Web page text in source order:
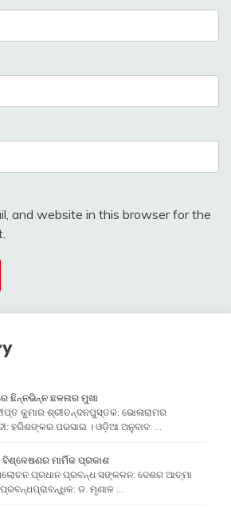
and website in this browser for the
ଛିନ୍ନଭିନ୍ନ ଛଳନାର ମୁଖା
କୁମାର ଶ୍ରୀଚନ୍ଦନପୁସ୍ତକ: ଭୋଳାରାମର
ହରିଶଙ୍କର ପରସାଇ । ଓଡ଼ିଆ ଅନୁବାଦ: …
ମାର୍ମିକ ପ୍ରକାଶ
ପ୍ରଧାନ ପ୍ରବନ୍ଧ ସଙ୍କଳନ: ଦେଶର ଆତ୍ମା
ଡ. ମୃଣାଳ …